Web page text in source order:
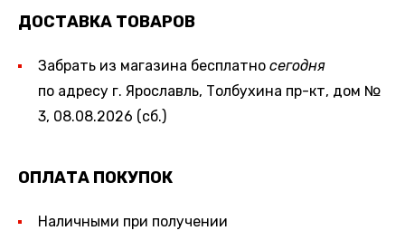
ДОСТАВКА ТОВАРОВ
Забрать из магазина бесплатно сегодня
по адресу г. Ярославль, Толбухина пр-кт, дом №
3, 08.08.2026 (сб.)
ОПЛАТА ПОКУПОК
Наличными при получении